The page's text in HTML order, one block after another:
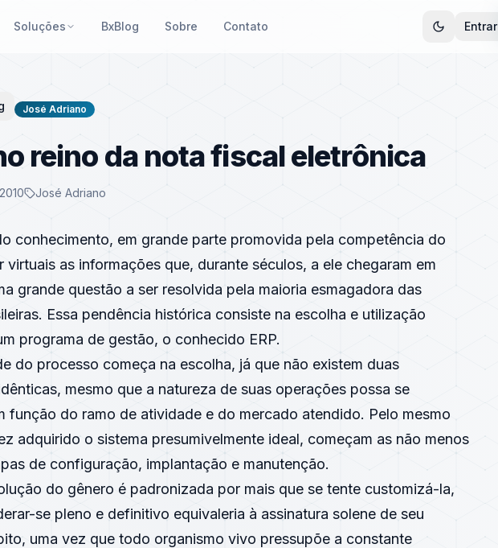
Soluções BxBlog Sobre Contato Entrar
José Adriano
reino da nota fiscal eletrônica
José Adriano
conhecimento, em grande parte promovida pela competência do
virtuais as informações que, durante séculos, a ele chegaram em
grande questão a ser resolvida pela maioria esmagadora das
Essa pendência histórica consiste na escolha e utilização
programa de gestão, o conhecido ERP.
do processo começa na escolha, já que não existem duas
mesmo que a natureza de suas operações possa se
função do ramo de atividade e do mercado atendido. Pelo mesmo
adquirido o sistema presumivelmente ideal, começam as não menos
de configuração, implantação e manutenção.
do gênero é padronizada por mais que se tente customizá-la,
se pleno e definitivo equivaleria à assinatura solene de seu
uma vez que todo organismo vivo pressupõe a constante